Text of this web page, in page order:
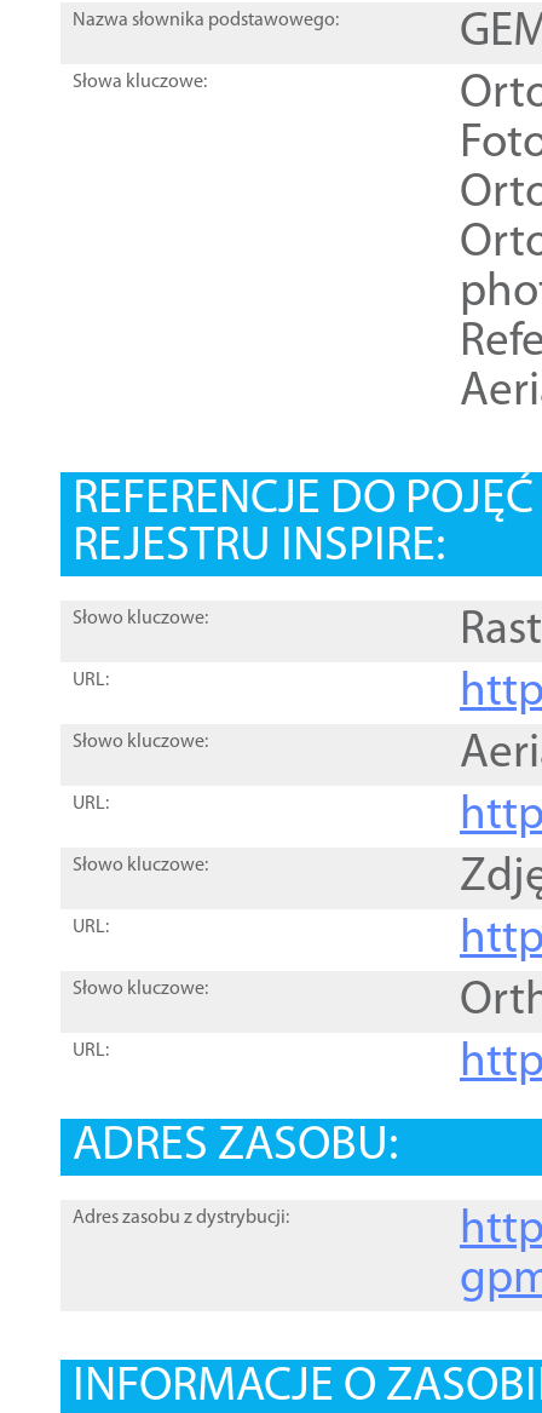
Nazwa słownika podstawowego:
Słowa kluczowe:
REFERENCJE DO
REJESTRU INSPIRE:
Słowo kluczowe:
URL:
Słowo kluczowe:
URL:
Słowo kluczowe:
URL:
Słowo kluczowe:
URL:
ADRES ZASOBU:
Adres zasobu z dystrybucji:
INFORMACJE O